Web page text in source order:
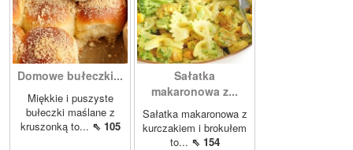
Domowe bułeczki...
Miękkie i puszyste
bułeczki maślane z
kruszonką to... ⇖ 105
Sałatka
makaronowa z...
Sałatka makaronowa z
kurczakiem i brokułem
to... ⇖ 154